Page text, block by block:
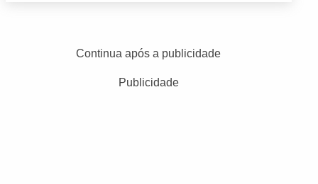
Continua após a publicidade
Publicidade